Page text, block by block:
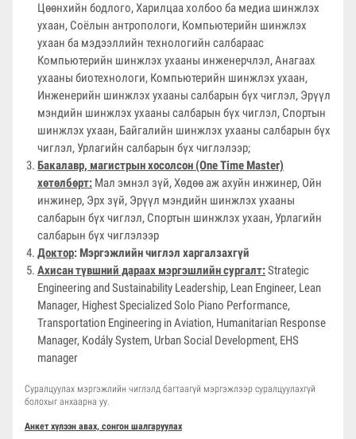
Цөөнхийн бодлого, Харилцаа холбоо ба медиа шинжлэх
ухаан, Соёлын антропологи, Компьютерийн шинжлэх
ухаан ба мэдээллийн технологийн салбараас
Компьютерийн шинжлэх ухааны инженерчлэл, Анагаах
ухааны биотехнологи, Компьютерийн шинжлэх ухаан,
Инженерийн шинжлэх ухааны салбарын бүх чиглэл, Эрүүл
мэндийн шинжлэх ухааны салбарын бүх чиглэл, Спортын
шинжлэх ухаан, Байгалийн шинжлэх ухааны салбарын бүх
чиглэл, Урлагийн салбарын бүх чиглэлээр;
Бакалавр, магистрын хосолсон (One Time Master)
хөтөлбөрт: Мал эмнэл зүй, Хөдөө аж ахуйн инжинер, Ойн
инжинер, Эрх зүй, Эрүүл мэндийн шинжлэх ухааны
салбарын бүх чиглэл, Спортын шинжлэх ухаан, Урлагийн
салбарын бүх чиглэлээр
Доктор: Мэргэжлийн чиглэл харгалзахгүй
Ахисан түвшний дараах мэргэшлийн сургалт:Strategic
Engineering and Sustainability Leadership, Lean Engineer, Lean
Manager, Highest Specialized Solo Piano Performance,
Transportation Engineering in Aviation, Humanitarian Response
Manager, Kodály System, Urban Social Development, EHS
manager
Суралцуулах мэргэжлийн чиглэлд багтаагүй мэргэжлээр суралцуулахгүй
болохыг анхаарна уу.
Анкет хүлээн авах, сонгон шалгаруулах